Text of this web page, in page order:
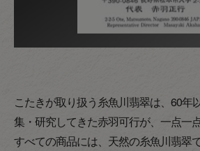
こたきが取り扱う糸魚川翡翠は、60年
集・研究してきた赤羽可行が、一点一
すべての商品には、天然の糸魚川翡翠